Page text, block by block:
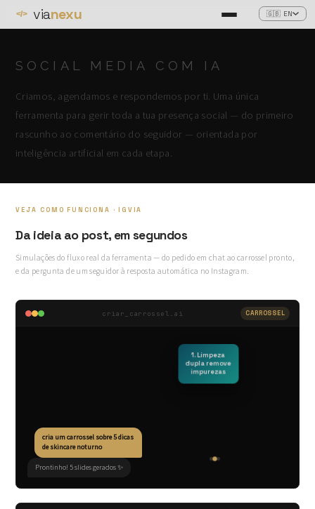
🇬🇧 EN
</> vianexu
SOCIAL MEDIA COM IA
Criamos, agendamos e respondemos por ti. Uma única
ferramenta para gerir toda a tua presença social — do primeiro
rascunho ao comentário do seguidor — orientada por
inteligência artificial em cada etapa.
VEJA COMO FUNCIONA · IGVIA
Da ideia ao post, em segundos
Simulações do fluxo real da ferramenta — do pedido em chat ao carrossel pronto,
e da pergunta de um seguidor à resposta automática no Instagram.
criar_carrossel.ai CARROSSEL
cria um carrossel sobre 5 dicas
de skincare noturno
Prontinho! 5 slides gerados ✨
1. Limpeza
dupla remove
impurezas